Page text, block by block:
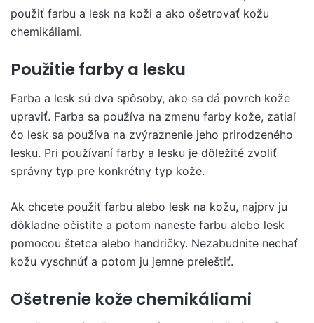
použiť farbu a lesk na koži a ako ošetrovať kožu
chemikáliami.
Použitie farby a lesku
Farba a lesk sú dva spôsoby, ako sa dá povrch kože
upraviť. Farba sa používa na zmenu farby kože, zatiaľ
čo lesk sa používa na zvýraznenie jeho prirodzeného
lesku. Pri používaní farby a lesku je dôležité zvoliť
správny typ pre konkrétny typ kože.
Ak chcete použiť farbu alebo lesk na kožu, najprv ju
dôkladne očistite a potom naneste farbu alebo lesk
pomocou štetca alebo handričky. Nezabudnite nechať
kožu vyschnúť a potom ju jemne preleštiť.
Ošetrenie kože chemikáliami